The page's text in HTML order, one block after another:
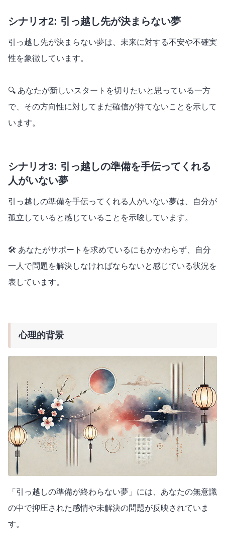
シナリオ2: 引っ越し先が決まらない夢
引っ越し先が決まらない夢は、未来に対する不安や不確実
性を象徴しています。
🔍 あなたが新しいスタートを切りたいと思っている一方
で、その方向性に対してまだ確信が持てないことを示して
います。
シナリオ3: 引っ越しの準備を手伝ってくれる
人がいない夢
引っ越しの準備を手伝ってくれる人がいない夢は、自分が
孤立していると感じていることを示唆しています。
🛠️ あなたがサポートを求めているにもかかわらず、自分
一人で問題を解決しなければならないと感じている状況を
表しています。
心理的背景
「引っ越しの準備が終わらない夢」には、あなたの無意識
の中で抑圧された感情や未解決の問題が反映されていま
す。